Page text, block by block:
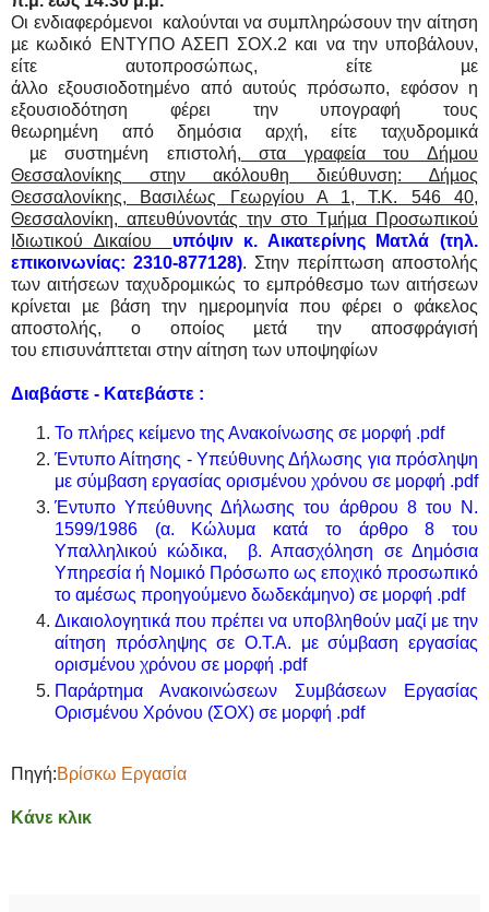
Οι ενδιαφερόμενοι καλούνται να συµπληρώσουν την αίτηση
µε κωδικό ΕΝΤΥΠΟ ΑΣΕΠ ΣΟΧ.2 και να την υποβάλουν,
είτε αυτοπροσώπως, είτε µε
άλλο εξουσιοδοτημένο από αυτούς πρόσωπο, εφόσον η
εξουσιοδότηση φέρει την υπογραφή τους
θεωρηµένη από δηµόσια αρχή, είτε ταχυδρομικά
µε συστημένη επιστολή, στα γραφεία του Δήμου
Θεσσαλονίκης στην ακόλουθη διεύθυνση: ∆ήµος
Θεσσαλονίκης, Βασιλέως Γεωργίου Α 1, Τ.Κ. 546 40,
Θεσσαλονίκη, απευθύνοντάς την στο Τµήµα Προσωπικού
Ιδιωτικού ∆ικαίου υπόψιν κ. Αικατερίνης Ματλά (τηλ.
επικοινωνίας: 2310-877128). Στην περίπτωση αποστολής
των αιτήσεων ταχυδροµικώς το εμπρόθεσμο των αιτήσεων
κρίνεται µε βάση την ημερομηνία που φέρει ο φάκελος
αποστολής, ο οποίος µετά την αποσφράγισή
του επισυνάπτεται στην αίτηση των υποψηφίων
Διαβάστε - Κατεβάστε :
Το πλήρες κείμενο της Ανακοίνωσης σε μορφή .pdf
Έντυπο Αίτησης - Υπεύθυνης Δήλωσης για πρόσληψη
με σύμβαση εργασίας ορισμένου χρόνου σε μορφή .pdf
Έντυπο Υπεύθυνης Δήλωσης του άρθρου 8 του Ν.
1599/1986 (α. Κώλυμα κατά το άρθρο 8 του
Υπαλληλικού κώδικα, β. Απασχόληση σε Δημόσια
Υπηρεσία ή Νομικό Πρόσωπο ως εποχικό προσωπικό
το αμέσως προηγούμενο δωδεκάμηνο) σε μορφή .pdf
Δικαιολογητικά που πρέπει να υποβληθούν μαζί με την
αίτηση πρόσληψης σε Ο.Τ.Α. με σύμβαση εργασίας
ορισμένου χρόνου σε μορφή .pdf
Παράρτημα Ανακοινώσεων Συμβάσεων Εργασίας
Ορισμένου Χρόνου (ΣΟΧ) σε μορφή .pdf
Πηγή:Βρίσκω Εργασία
Κάνε κλικ